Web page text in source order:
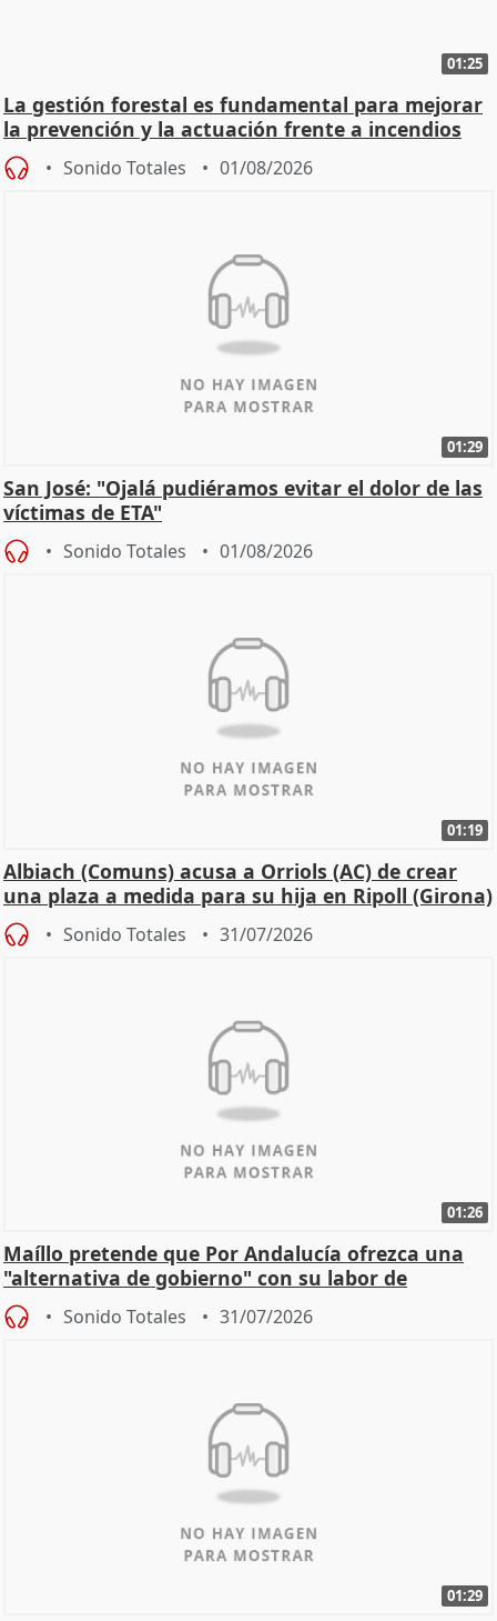
01:25
La gestión forestal es fundamental para mejorar
la prevención y la actuación frente a incendios
Sonido Totales 01/08/2026
01:29
San José: "Ojalá pudiéramos evitar el dolor de las
víctimas de ETA"
Sonido Totales 01/08/2026
01:19
Albiach (Comuns) acusa a Orriols (AC) de crear
una plaza a medida para su hija en Ripoll (Girona)
Sonido Totales 31/07/2026
01:26
Maíllo pretende que Por Andalucía ofrezca una
"alternativa de gobierno" con su labor de
oposición
Sonido Totales 31/07/2026
01:29